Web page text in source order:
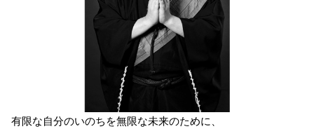
有限な自分のいのちを無限な未来のために、